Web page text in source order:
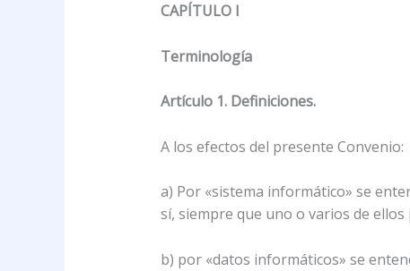
CAPÍTULO I
Terminología
Artículo 1. Definiciones.
A los efectos del presente Convenio:
a) Por «sistema informático» se
sí, siempre que uno o varios de
b) por «datos informáticos» se